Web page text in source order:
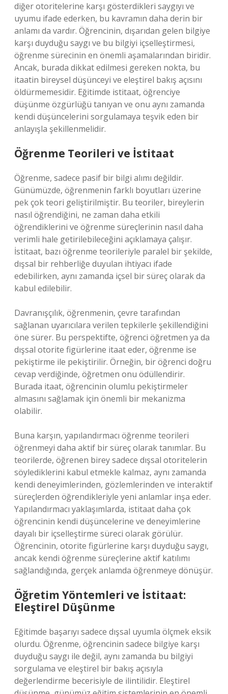
diğer otoritelerine karşı gösterdikleri saygıyı ve
uyumu ifade ederken, bu kavramın daha derin bir
anlamı da vardır. Öğrencinin, dışarıdan gelen bilgiye
karşı duyduğu saygı ve bu bilgiyi içselleştirmesi,
öğrenme sürecinin en önemli aşamalarından biridir.
Ancak, burada dikkat edilmesi gereken nokta, bu
itaatin bireysel düşünceyi ve eleştirel bakış açısını
öldürmemesidir. Eğitimde istitaat, öğrenciye
düşünme özgürlüğü tanıyan ve onu aynı zamanda
kendi düşüncelerini sorgulamaya teşvik eden bir
anlayışla şekillenmelidir.
Öğrenme Teorileri ve İstitaat
Öğrenme, sadece pasif bir bilgi alımı değildir.
Günümüzde, öğrenmenin farklı boyutları üzerine
pek çok teori geliştirilmiştir. Bu teoriler, bireylerin
nasıl öğrendiğini, ne zaman daha etkili
öğrendiklerini ve öğrenme süreçlerinin nasıl daha
verimli hale getirilebileceğini açıklamaya çalışır.
İstitaat, bazı öğrenme teorileriyle paralel bir şekilde,
dışsal bir rehberliğe duyulan ihtiyacı ifade
edebilirken, aynı zamanda içsel bir süreç olarak da
kabul edilebilir.
Davranışçılık, öğrenmenin, çevre tarafından
sağlanan uyarıcılara verilen tepkilerle şekillendiğini
öne sürer. Bu perspektifte, öğrenci öğretmen ya da
dışsal otorite figürlerine itaat eder, öğrenme ise
pekiştirme ile pekiştirilir. Örneğin, bir öğrenci doğru
cevap verdiğinde, öğretmen onu ödüllendirir.
Burada itaat, öğrencinin olumlu pekiştirmeler
almasını sağlamak için önemli bir mekanizma
olabilir.
Buna karşın, yapılandırmacı öğrenme teorileri
öğrenmeyi daha aktif bir süreç olarak tanımlar. Bu
teorilerde, öğrenen birey sadece dışsal otoritelerin
söylediklerini kabul etmekle kalmaz, aynı zamanda
kendi deneyimlerinden, gözlemlerinden ve interaktif
süreçlerden öğrendikleriyle yeni anlamlar inşa eder.
Yapılandırmacı yaklaşımlarda, istitaat daha çok
öğrencinin kendi düşüncelerine ve deneyimlerine
dayalı bir içselleştirme süreci olarak görülür.
Öğrencinin, otorite figürlerine karşı duyduğu saygı,
ancak kendi öğrenme süreçlerine aktif katılımı
sağlandığında, gerçek anlamda öğrenmeye dönüşür.
Öğretim Yöntemleri ve İstitaat:
Eleştirel Düşünme
Eğitimde başarıyı sadece dışsal uyumla ölçmek eksik
olurdu. Öğrenme, öğrencinin sadece bilgiye karşı
duyduğu saygı ile değil, aynı zamanda bu bilgiyi
sorgulama ve eleştirel bir bakış açısıyla
değerlendirme becerisiyle de ilintilidir. Eleştirel